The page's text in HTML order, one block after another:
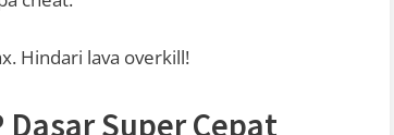
Hindari lava overkill!
Dasar Super Cepat